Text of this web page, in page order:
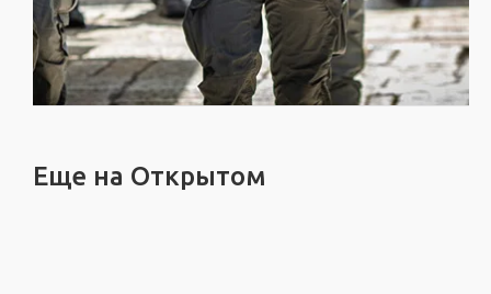
Еще на Открытом